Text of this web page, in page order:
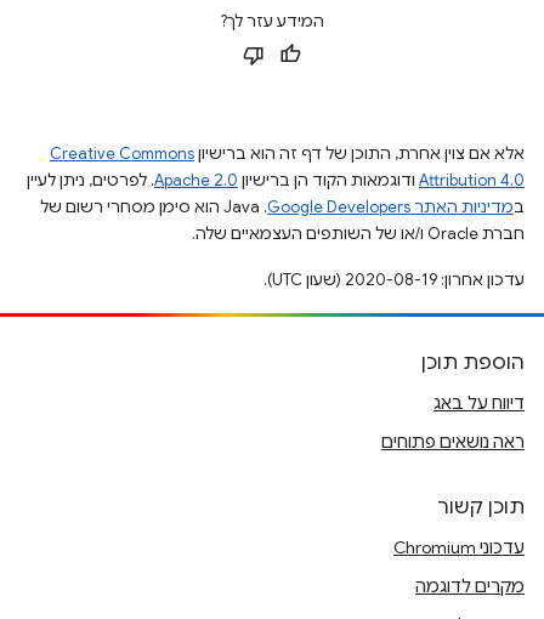
המידע עזר לך?
אלא אם צוין אחרת, התוכן של דף זה הוא ברישיוןCreative Commons
Attribution 4.0 ודוגמאות הקוד הן ברישיון Apache 2.0. לפרטים, ניתן לעיין
במדיניות האתר Google Developers‏
.‏ Java הוא סימן מסחרי רשום של
חברת Oracle ו/או של השותפים העצמאיים שלה.
עדכון אחרון: 2020-08-19 (שעון UTC).
הוספת תוכן
דיווח על באג
ראה נושאים פתוחים
תוכן קשור
עדכוני Chromium
מקרים לדוגמה